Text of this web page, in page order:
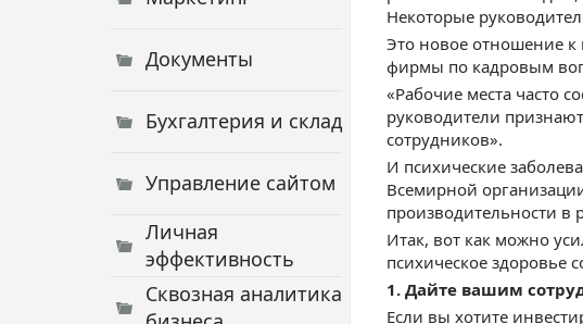
Документы
Бухгалтерия и склад
Управление сайтом
Личная
эффективность
Сквозная аналитика
Некоторые
Это новое отношение к
фирмы по кадровым
«Рабочие места часто
руководители
сотрудников».
И психические
Всемирной
производительности в
Итак, вот как можно
психическое здоровье
1. Дайте вашим
Если вы хотите